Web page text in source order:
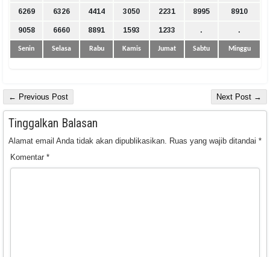
6269 6326 4414 3050 2231 8995 8910
9058 6660 8891 1593 1233 . .
Senin Selasa Rabu Kamis Jumat Sabtu Minggu
← Previous Post Next Post →
Tinggalkan Balasan
Alamat email Anda tidak akan dipublikasikan. Ruas yang wajib ditandai *
Komentar *